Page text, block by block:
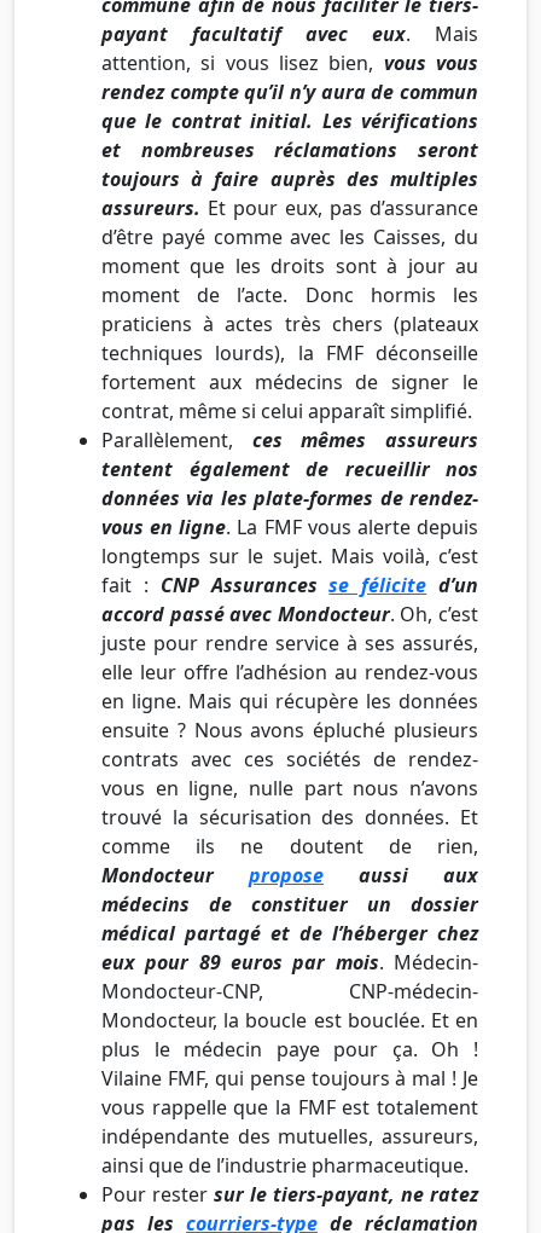
payant facultatif avec eux. Mais
attention, si vous lisez bien, vous vous
rendez compte qu’il n’y aura de commun
que le contrat initial. Les vérifications
et nombreuses réclamations seront
toujours à faire auprès des multiples
assureurs. Et pour eux, pas d’assurance
d’être payé comme avec les Caisses, du
moment que les droits sont à jour au
moment de l’acte. Donc hormis les
praticiens à actes très chers (plateaux
techniques lourds), la FMF déconseille
fortement aux médecins de signer le
contrat, même si celui apparaît simplifié.
Parallèlement, ces mêmes assureurs
tentent également de recueillir nos
données via les plate-formes de rendez-
vous en ligne. La FMF vous alerte depuis
longtemps sur le sujet. Mais voilà, c’est
fait : CNP Assurancesse félicite d’un
accord passé avec Mondocteur. Oh, c’est
juste pour rendre service à ses assurés,
elle leur offre l’adhésion au rendez-vous
en ligne. Mais qui récupère les données
ensuite ? Nous avons épluché plusieurs
contrats avec ces sociétés de rendez-
vous en ligne, nulle part nous n’avons
trouvé la sécurisation des données. Et
comme ils ne doutent de rien,
Mondocteur propose aussi aux
médecins de constituer un dossier
médical partagé et de l’héberger chez
eux pour 89 euros par mois. Médecin-
Mondocteur-CNP, CNP-médecin-
Mondocteur, la boucle est bouclée. Et en
plus le médecin paye pour ça. Oh !
Vilaine FMF, qui pense toujours à mal ! Je
vous rappelle que la FMF est totalement
indépendante des mutuelles, assureurs,
ainsi que de l’industrie pharmaceutique.
Pour rester sur le tiers-payant, ne ratez
pas les courriers-type de réclamation